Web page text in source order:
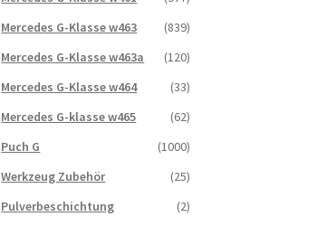
Mercedes G-Klasse w463
(839)
Mercedes G-Klasse w463a
(120)
Mercedes G-Klasse w464
(33)
Mercedes G-klasse w465
(62)
Puch G
(1000)
Werkzeug Zubehör
(25)
Pulverbeschichtung
(2)